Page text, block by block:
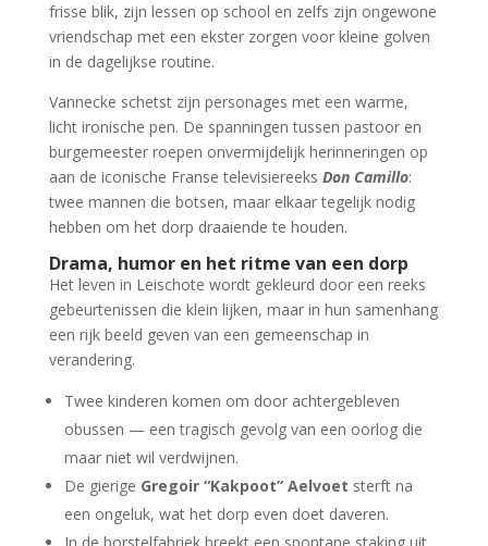
frisse blik, zijn lessen op school en zelfs zijn ongewone
vriendschap met een ekster zorgen voor kleine golven
in de dagelijkse routine.
Vannecke schetst zijn personages met een warme,
licht ironische pen. De spanningen tussen pastoor en
burgemeester roepen onvermijdelijk herinneringen op
aan de iconische Franse televisiereeks Don Camillo:
twee mannen die botsen, maar elkaar tegelijk nodig
hebben om het dorp draaiende te houden.
Drama, humor en het ritme van een dorp
Het leven in Leischote wordt gekleurd door een reeks
gebeurtenissen die klein lijken, maar in hun samenhang
een rijk beeld geven van een gemeenschap in
verandering.
Twee kinderen komen om door achtergebleven
obussen — een tragisch gevolg van een oorlog die
maar niet wil verdwijnen.
De gierige Gregoir “Kakpoot” Aelvoet sterft na
een ongeluk, wat het dorp even doet daveren.